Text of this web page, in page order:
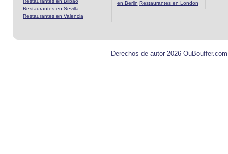
Restaurantes en Sevilla
Restaurantes en Valencia
en Berlin Restaurantes en London
Derechos de autor 2026